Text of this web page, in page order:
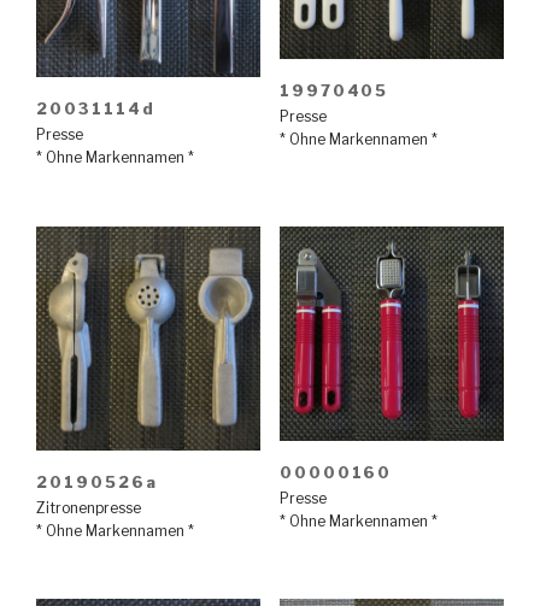
20031114d
Presse
* Ohne Markennamen *
19970405
Presse
* Ohne Markennamen *
20190526a
Zitronenpresse
* Ohne Markennamen *
00000160
Presse
* Ohne Markennamen *